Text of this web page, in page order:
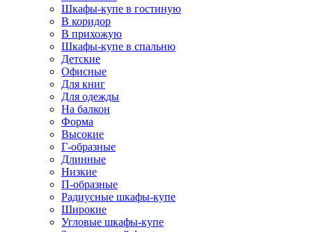
Шкафы-купе в гостиную
В коридор
В прихожую
Шкафы-купе в спальню
Детские
Офисные
Для книг
Для одежды
На балкон
Форма
Высокие
Г-образные
Длинные
Низкие
П-образные
Радиусные шкафы-купе
Широкие
Угловые шкафы-купе